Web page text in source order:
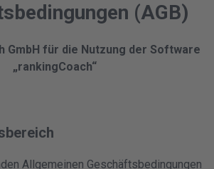
(AGB)
GmbH für die Nutzung der Software
„rankingCoach“
Allgemeinen Geschäftsbedingungen